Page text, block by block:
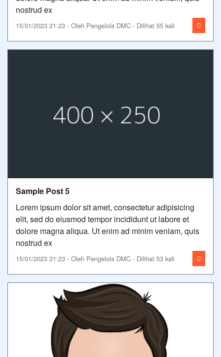
nostrud ex
15/01/2023 21:23 - Oleh Pengelola DMC - Dilihat 55 kali
Sample Post 5
Lorem ipsum dolor sit amet, consectetur adipisicing
elit, sed do eiusmod tempor incididunt ut labore et
dolore magna aliqua. Ut enim ad minim veniam, quis
nostrud ex
15/01/2023 21:23 - Oleh Pengelola DMC - Dilihat 53 kali